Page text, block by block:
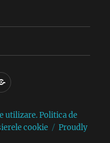
Contact
utilizare. Politica de
cookie
Proudly